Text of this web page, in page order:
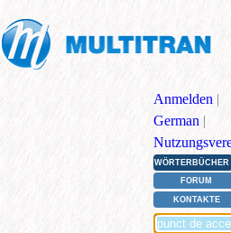
Anmelden |
German |
WÖRTERBÜCHER
FORUM
KONTAKTE